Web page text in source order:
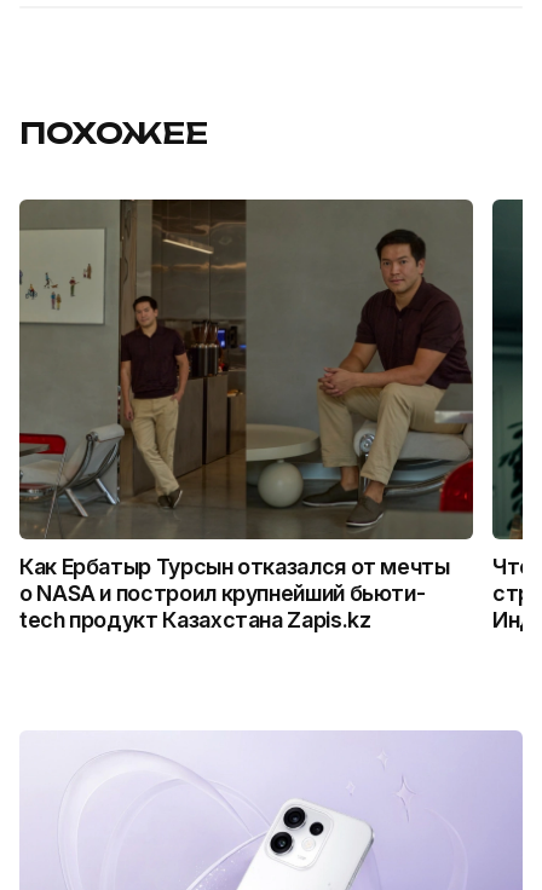
ПОХОЖЕЕ
Как Ербатыр Турсын отказался от мечты
о NASA и построил крупнейший бьюти-
tech продукт Казахстана Zapis.kz
Что